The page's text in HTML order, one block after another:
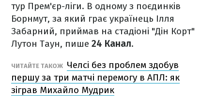
тур Прем'єр-ліги. В одному з поєдинків
Борнмут, за який грає українець Ілля
Забарний, приймав на стадіоні "Дін Корт"
Лутон Таун, пише 24 Канал.
ЧИТАЙТЕ ТАКОЖ Челсі без проблем здобув
першу за три матчі перемогу в АПЛ: як
зіграв Михайло Мудрик